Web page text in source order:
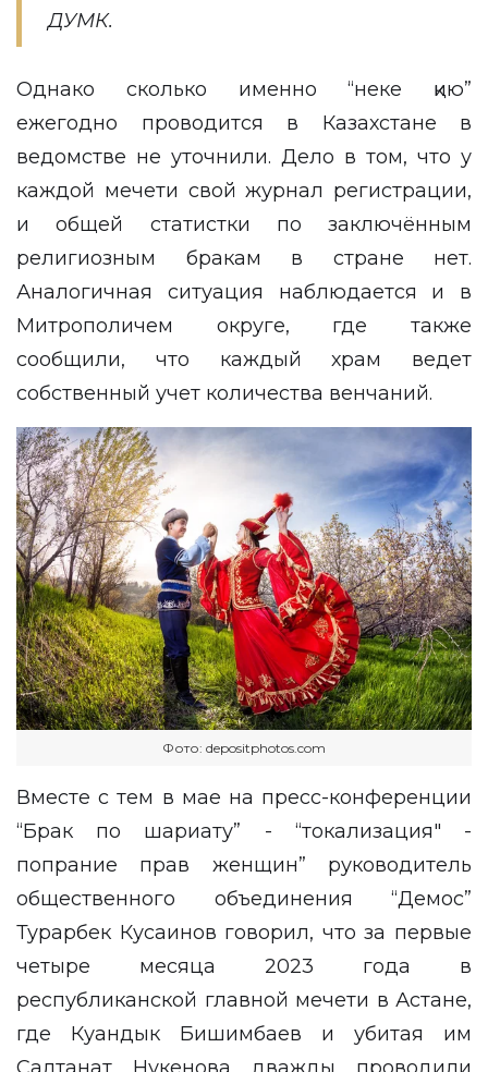
ДУМК.
Однако сколько именно “неке қию”
ежегодно проводится в Казахстане в
ведомстве не уточнили. Дело в том, что у
каждой мечети свой журнал регистрации,
и общей статистки по заключённым
религиозным бракам в стране нет.
Аналогичная ситуация наблюдается и в
Митрополичем округе, где также
сообщили, что каждый храм ведет
собственный учет количества венчаний.
Фото: depositphotos.com
Вместе с тем в мае на пресс-конференции
“Брак по шариату” - “токализация" -
попрание прав женщин” руководитель
общественного объединения “Демос”
Турарбек Кусаинов говорил, что за первые
четыре месяца 2023 года в
республиканской главной мечети в Астане,
где Куандык Бишимбаев и убитая им